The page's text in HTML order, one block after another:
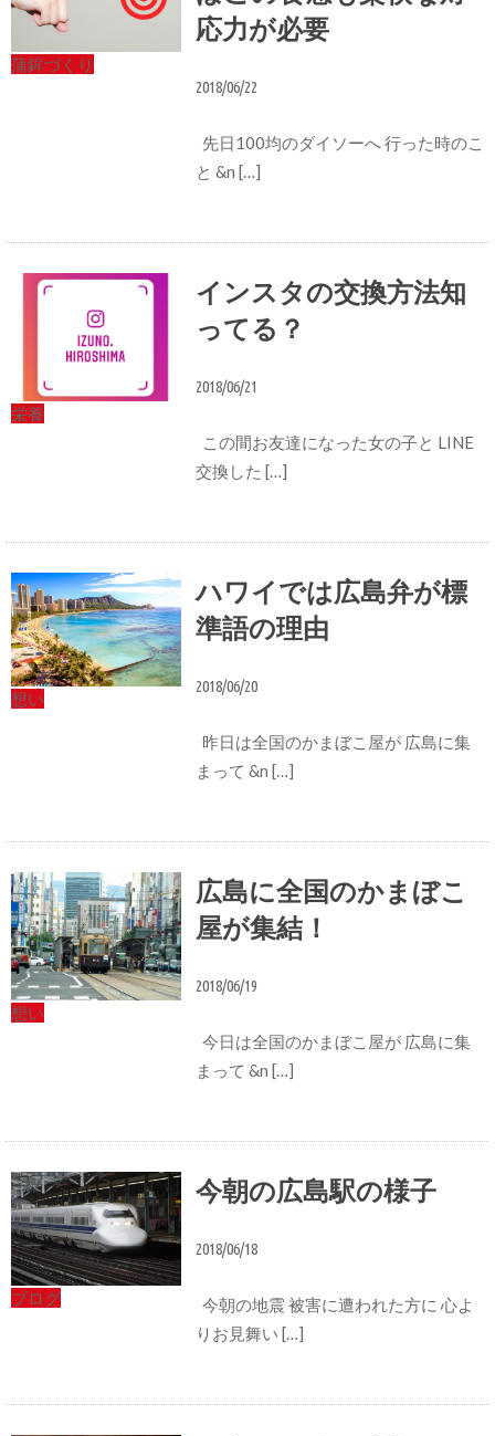
蒲鉾づくり
応力が必要
2018/06/22
先日100均のダイソーへ 行った時のこ
と &n […]
栄養
インスタの交換方法知
ってる？
2018/06/21
この間お友達になった女の子と LINE
交換した […]
想い
ハワイでは広島弁が標
準語の理由
2018/06/20
昨日は全国のかまぼこ屋が 広島に集
まって &n […]
想い
広島に全国のかまぼこ
屋が集結！
2018/06/19
今日は全国のかまぼこ屋が 広島に集
まって &n […]
ブログ
今朝の広島駅の様子
2018/06/18
今朝の地震 被害に遭われた方に 心よ
りお見舞い […]